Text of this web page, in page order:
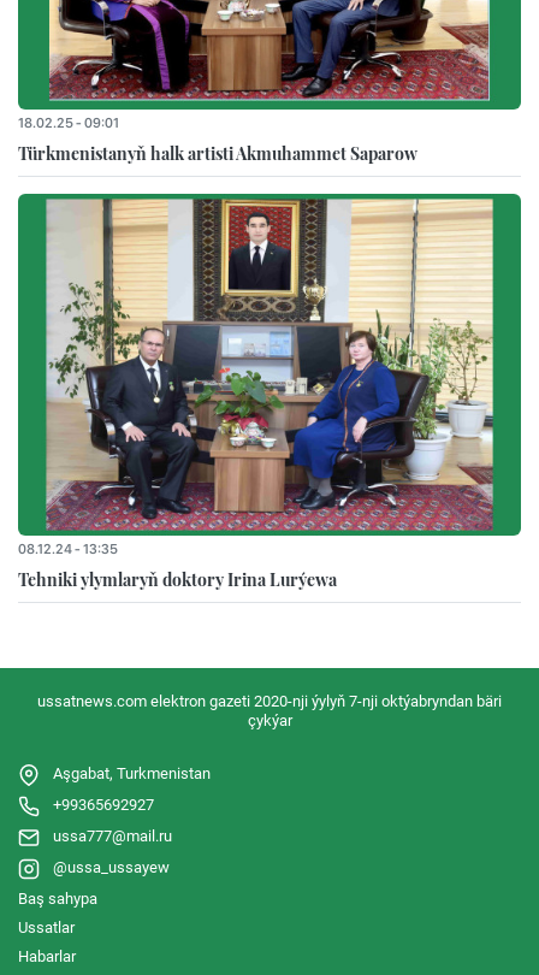
18.02.25 - 09:01
Türkmenistanyň halk artisti Akmuhammet Saparow
08.12.24 - 13:35
Tehniki ylymlaryň doktory Irina Lurýewa
ussatnews.com elektron gazeti 2020-nji ýylyň 7-nji oktýabryndan bäri
çykýar
Aşgabat, Turkmenistan
+99365692927
ussa777@mail.ru
@ussa_ussayew
Baş sahypa
Ussatlar
Habarlar